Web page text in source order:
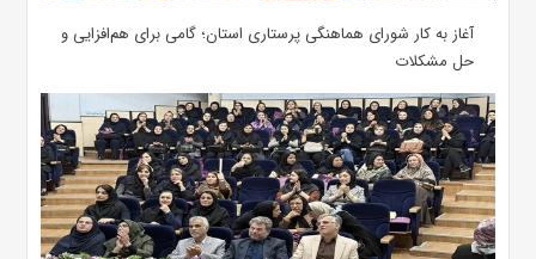
آغاز به کار شورای هماهنگی پرستاری استان؛ گامی برای هم‌افزایی و
حل مشکلات